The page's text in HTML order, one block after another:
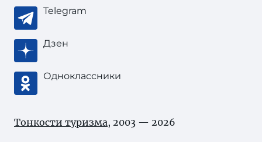
Telegram
Дзен
Одноклассники
Тонкости туризма, 2003 — 2026